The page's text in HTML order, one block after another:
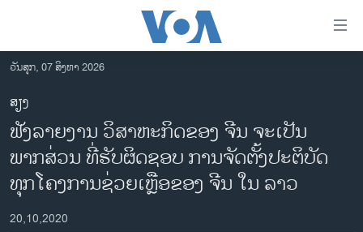
ເຂົ້າ
ຫາ
ຂ້າມ
ຂ້າມ
ຂ້າມ
ໄປ
ຫາ
ຊອກ
ລາວ
ອາເມຣິກາ
ການເລືອກຕັ້ງ ປະທານາທີບໍດີ ສະຫະລັດ 2024
ຂ່າວ​ຈີນ
ວັນສຸກ, 07 ສິງຫາ 2026
ສຽງ
ຟັງລາຍງານ ວິສາຫະກິດຂອງ ຈີນ ຈະເປັນ
ພາກສ່ວນ ທີ່ຮັບຜິດຊອບ ການຈັດຕັ້ງປະຕິບັດ
ທຸກໂຄງການຊ່ວຍເຫຼືອຂອງ ຈີນ ໃນ ລາວ
20,10,2020